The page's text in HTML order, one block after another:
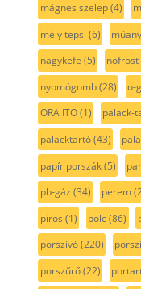
mágnes szelep(4)
mély tepsi (6)
nagykefe (5) nofrost
nyomógomb(28) o-
ORA ITO(1) palack-
palacktartó(43)
papír porszák(5)
pb-gáz (34) perem
piros (1) polc(86)
porszívó(220)
porszűrő(22)